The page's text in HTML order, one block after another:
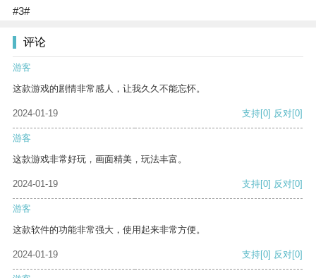
#3#
评论
游客
这款游戏的剧情非常感人，让我久久不能忘怀。
2024-01-19 支持[0] 反对[0]
游客
这款游戏非常好玩，画面精美，玩法丰富。
2024-01-19 支持[0] 反对[0]
游客
这款软件的功能非常强大，使用起来非常方便。
2024-01-19 支持[0] 反对[0]